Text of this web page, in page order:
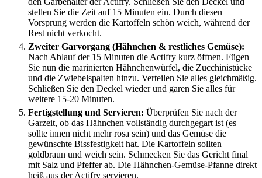
stellen Sie die Zeit auf 15 Minuten ein. Durch diesen
Vorsprung werden die Kartoffeln schön weich, während der
Rest nicht verkocht.
Zweiter Garvorgang (Hähnchen & restliches Gemüse):
Nach Ablauf der 15 Minuten die Actifry kurz öffnen. Fügen
Sie nun die marinierten Hähnchenwürfel, die Zucchinistücke
und die Zwiebelspalten hinzu. Verteilen Sie alles gleichmäßig.
Schließen Sie den Deckel wieder und garen Sie alles für
weitere 15-20 Minuten.
Fertigstellung und Servieren: Überprüfen Sie nach der
Garzeit, ob das Hähnchen vollständig durchgegart ist (es
sollte innen nicht mehr rosa sein) und das Gemüse die
gewünschte Bissfestigkeit hat. Die Kartoffeln sollten
goldbraun und weich sein. Schmecken Sie das Gericht final
mit Salz und Pfeffer ab. Die Hähnchen-Gemüse-Pfanne direkt
heiß aus der Actifry servieren.